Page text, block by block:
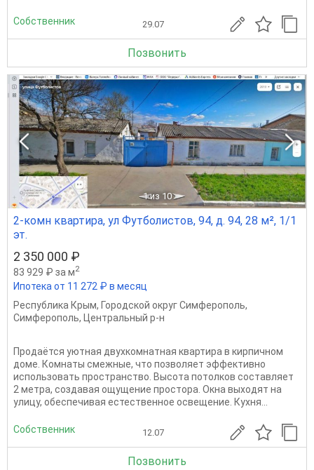
Собственник 29.07
Позвонить
1 из 10
2-комн квартира, ул Футболистов, 94, д. 94, 28 м², 1/1
эт.
2 350 000 ₽
83 929 ₽ за м2
Ипотека от 11 272 ₽ в месяц
Республика Крым, Городской округ Симферополь,
Симферополь, Центральный р-н
Продаётся уютная двухкомнатная квартира в кирпичном
доме. Комнаты смежные, что позволяет эффективно
использовать пространство. Высота потолков составляет
2 метра, создавая ощущение простора. Окна выходят на
улицу, обеспечивая естественное освещение. Кухня...
Собственник 12.07
Позвонить